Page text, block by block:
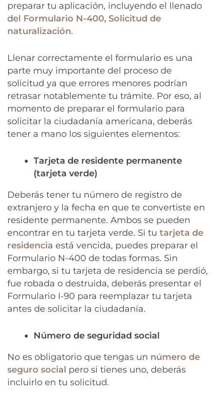
preparar tu aplicación, incluyendo el llenado
del Formulario N-400, Solicitud de
naturalización.
Llenar correctamente el formulario es una
parte muy importante del proceso de
solicitud ya que errores menores podrían
retrasar notablemente tu trámite. Por eso, al
momento de preparar el formulario para
solicitar la ciudadanía americana, deberás
tener a mano los siguientes elementos:
Tarjeta de residente permanente
(tarjeta verde)
Deberás tener tu número de registro de
extranjero y la fecha en que te convertiste en
residente permanente. Ambos se pueden
encontrar en tu tarjeta verde. Si tu tarjeta de
residencia está vencida, puedes preparar el
Formulario N-400 de todas formas. Sin
embargo, si tu tarjeta de residencia se perdió,
fue robada o destruida, deberás presentar el
Formulario I-90 para reemplazar tu tarjeta
antes de solicitar la ciudadanía.
Número de seguridad social
No es obligatorio que tengas un número de
seguro social pero si tienes uno, deberás
incluirlo en tu solicitud.